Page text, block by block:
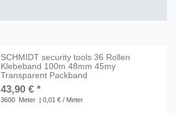
SCHMIDT security tools 36 Rollen
Klebeband 100m 48mm 45my
Transparent Packband
43,90 € *
3600 Meter | 0,01 € / Meter